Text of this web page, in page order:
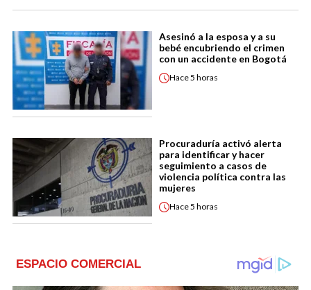
Asesinó a la esposa y a su
bebé encubriendo el crimen
con un accidente en Bogotá
Hace5 horas
Procuraduría activó alerta
para identificar y hacer
seguimiento a casos de
violencia política contra las
mujeres
Hace5 horas